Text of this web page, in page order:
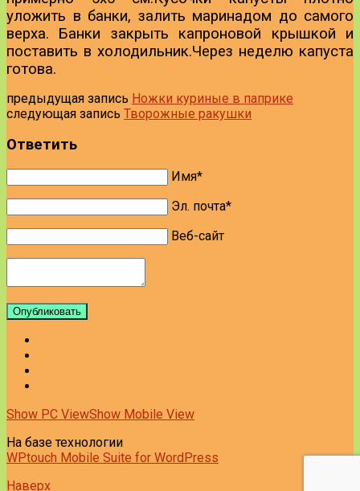
уложить в банки, залить маринадом до самого
верха. Банки закрыть капроновой крышкой и
поставить в холодильник.Через неделю капуста
готова.
предыдущая запись Ножки куриные в паприке
следующая запись Творожные ракушки
Ответить
Имя*
Эл. почта*
Веб-сайт
Опубликовать
Show PC ViewShow Mobile View
На базе технологии
WPtouch Mobile Suite for WordPress
Наверх